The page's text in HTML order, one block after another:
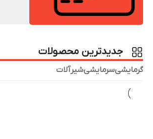
جدیدترین محصولات
گرمایشیسرمایشیشیرآلات